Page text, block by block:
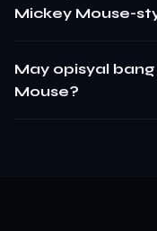
Mickey Mouse-
May opisyal
Mouse?